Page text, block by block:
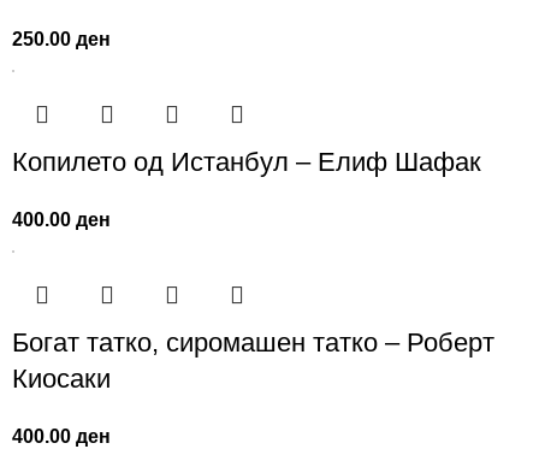
250.00ден
Копилето од Истанбул – Елиф Шафак
400.00ден
Богат татко, сиромашен татко – Роберт
Киосаки
400.00ден